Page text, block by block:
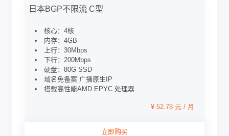
日本BGP不限流 C型
核心：4核
内存：4GB
上行：30Mbps
下行：200Mbps
硬盘：80G SSD
域名免备案 广播原生IP
搭载高性能AMD EPYC 处理器
¥ 52.78 元 / 月
立即购买